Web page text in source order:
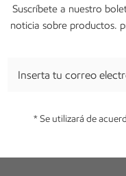
Suscríbete a nuestro
noticia sobre productos.
* Se utilizará de